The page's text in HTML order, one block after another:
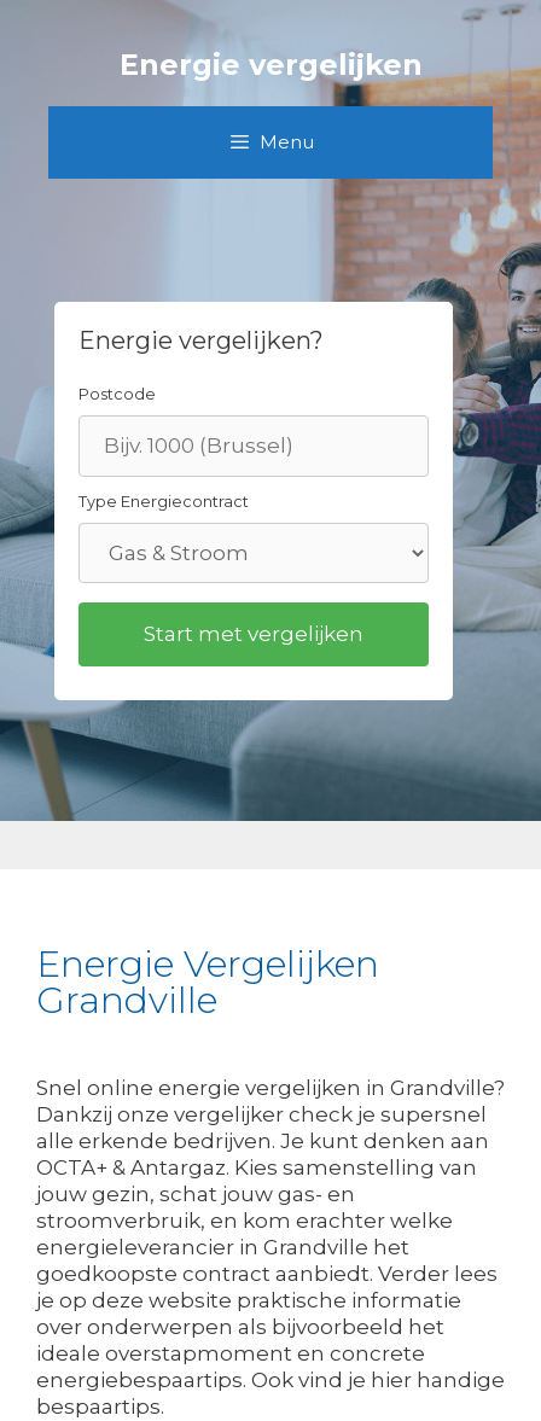
Energie vergelijken
Menu
Energie vergelijken?
Postcode
Type Energiecontract
Energie Vergelijken
Grandville
Snel online energie vergelijken in Grandville?
Dankzij onze vergelijker check je supersnel
alle erkende bedrijven. Je kunt denken aan
OCTA+ & Antargaz. Kies samenstelling van
jouw gezin, schat jouw gas- en
stroomverbruik, en kom erachter welke
energieleverancier in Grandville het
goedkoopste contract aanbiedt. Verder lees
je op deze website praktische informatie
over onderwerpen als bijvoorbeeld het
ideale overstapmoment en concrete
energiebespaartips. Ook vind je hier handige
bespaartips.